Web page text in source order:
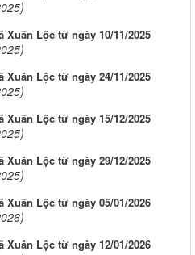
Xuân Lộc từ ngày 10/11/2025
Xuân Lộc từ ngày 24/11/2025
Xuân Lộc từ ngày 15/12/2025
Xuân Lộc từ ngày 29/12/2025
Xuân Lộc từ ngày 05/01/2026
Xuân Lộc từ ngày 12/01/2026